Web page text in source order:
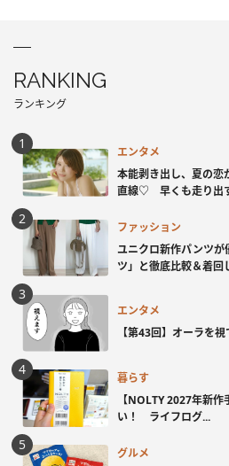
RANKING
ランキング
エンタメ
本能剥き出し、夏の
直線♡ 早くも走り出
ファッション
ユニクロ新作パンツ
ツ」と徹底比較＆着回
エンタメ
【第43回】オーラを
暮らす
【NOLTY 2027年新
い！ ライフログ...
グルメ